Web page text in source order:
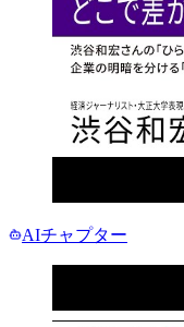
AIチャプター